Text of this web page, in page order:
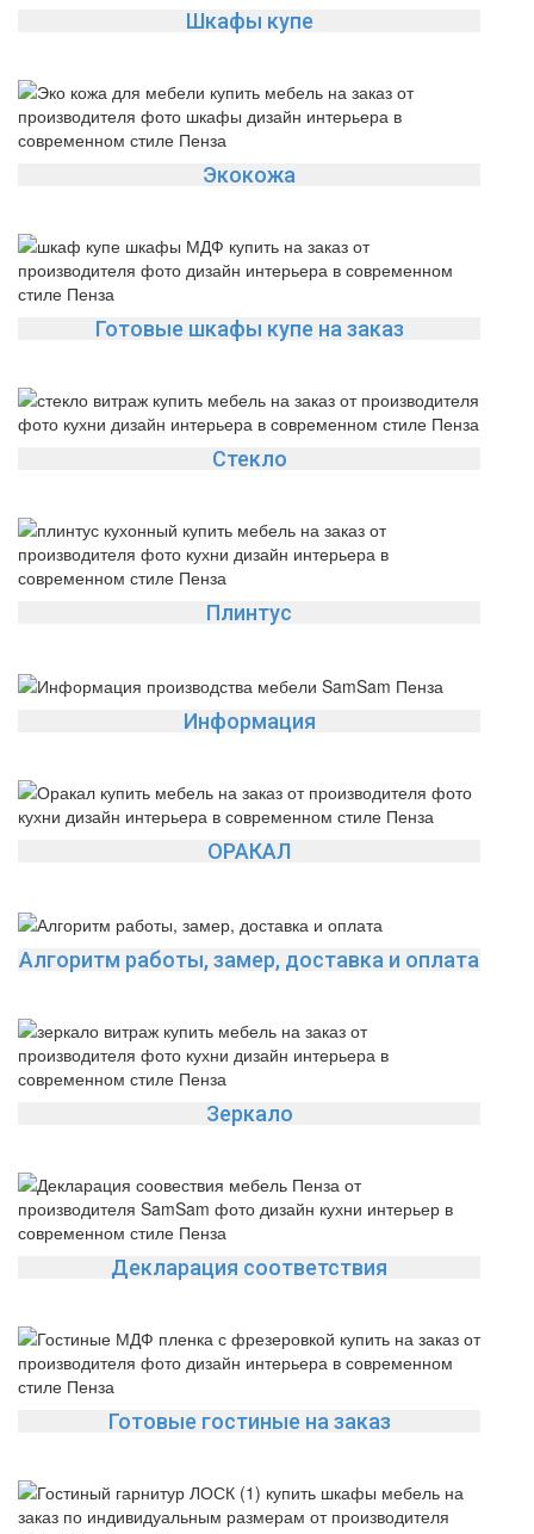
Шкафы купе
Экокожа
Готовые шкафы купе на заказ
Стекло
Плинтус
Информация
ОРАКАЛ
Алгоритм работы, замер, доставка и оплата
Зеркало
Декларация соответствия
Готовые гостиные на заказ